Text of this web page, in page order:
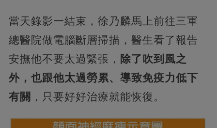
當天錄影一結束，徐乃麟馬上前往三軍
總醫院做電腦斷層掃描，醫生看了報告
安撫他不要太過緊張， 除了吹到風之
外，也跟他太過勞累、導致免疫力低下
有關 ，只要好好治療就能恢復。